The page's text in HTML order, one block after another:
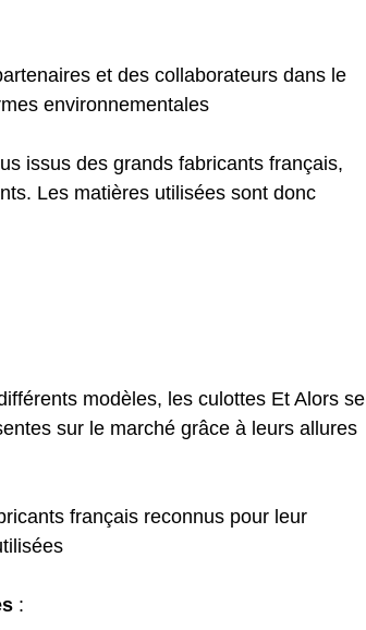
et des collaborateurs dans le
environnementales
issus des grands fabricants français,
Les matières utilisées sont donc
modèles, les culottes Et Alors se
sur le marché grâce à leurs allures
français reconnus pour leur
: